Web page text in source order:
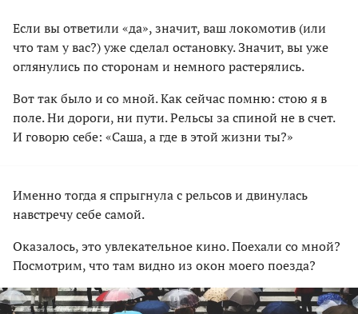
Если вы ответили «да», значит, ваш локомотив (или
что там у вас?) уже сделал остановку. Значит, вы уже
оглянулись по сторонам и немного растерялись.
Вот так было и со мной. Как сейчас помню: стою я в
поле. Ни дороги, ни пути. Рельсы за спиной не в счет.
И говорю себе: «Саша, а где в этой жизни ты?»
Именно тогда я спрыгнула с рельсов и двинулась
навстречу себе самой.
Оказалось, это увлекательное кино. Поехали со мной?
Посмотрим, что там видно из окон моего поезда?